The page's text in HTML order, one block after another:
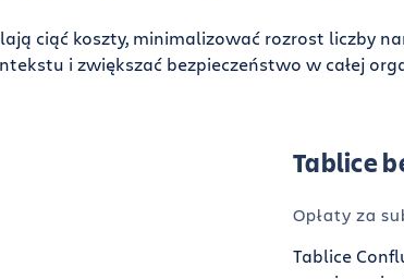
ciąć koszty, minimalizować rozrost liczby
i zwiększać bezpieczeństwo w całej
Tablice
Opłaty za
Tablice